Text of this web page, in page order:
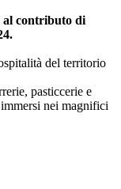
al contributo di
del territorio
pasticcerie e
nei magnifici